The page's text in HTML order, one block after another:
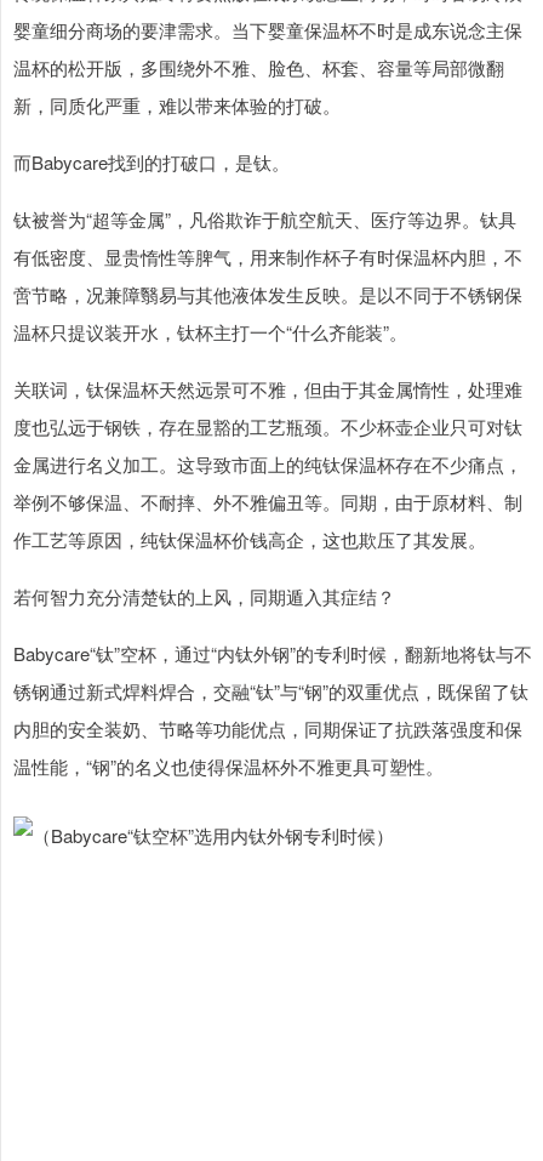
婴童细分商场的要津需求。当下婴童保温杯不时是成东说念主保
温杯的松开版，多围绕外不雅、脸色、杯套、容量等局部微翻
新，同质化严重，难以带来体验的打破。
而Babycare找到的打破口，是钛。
钛被誉为“超等金属”，凡俗欺诈于航空航天、医疗等边界。钛具
有低密度、显贵惰性等脾气，用来制作杯子有时保温杯内胆，不
啻节略，况兼障翳易与其他液体发生反映。是以不同于不锈钢保
温杯只提议装开水，钛杯主打一个“什么齐能装”。
关联词，钛保温杯天然远景可不雅，但由于其金属惰性，处理难
度也弘远于钢铁，存在显豁的工艺瓶颈。不少杯壶企业只可对钛
金属进行名义加工。这导致市面上的纯钛保温杯存在不少痛点，
举例不够保温、不耐摔、外不雅偏丑等。同期，由于原材料、制
作工艺等原因，纯钛保温杯价钱高企，这也欺压了其发展。
若何智力充分清楚钛的上风，同期遁入其症结？
Babycare“钛”空杯，通过“内钛外钢”的专利时候，翻新地将钛与不
锈钢通过新式焊料焊合，交融“钛”与“钢”的双重优点，既保留了钛
内胆的安全装奶、节略等功能优点，同期保证了抗跌落强度和保
温性能，“钢”的名义也使得保温杯外不雅更具可塑性。